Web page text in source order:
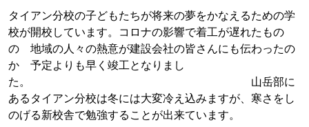
タイアン分校の子どもたちが将来の夢をかなえるための学
校が開校しています。コロナの影響で着工が遅れたもの
の 地域の人々の熱意が建設会社の皆さんにも伝わったの
か 予定よりも早く竣工となりまし
た。 山岳部に
あるタイアン分校は冬には大変冷え込みますが、寒さをし
のげる新校舎で勉強することが出来ています。